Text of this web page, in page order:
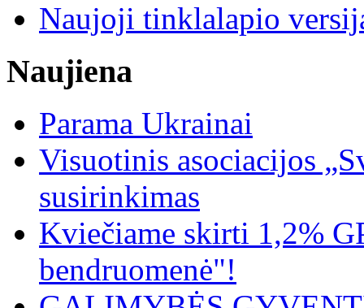
Naujoji tinklalapio
Naujiena
Parama Ukrainai
Visuotinis asociacijos
susirinkimas
Kviečiame skirti 1,2%
bendruomenė"!